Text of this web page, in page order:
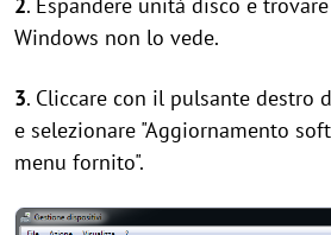
Windows non lo vede.
3. Cliccare con il pulsante destro
e selezionare "Aggiornamento
menu fornito".